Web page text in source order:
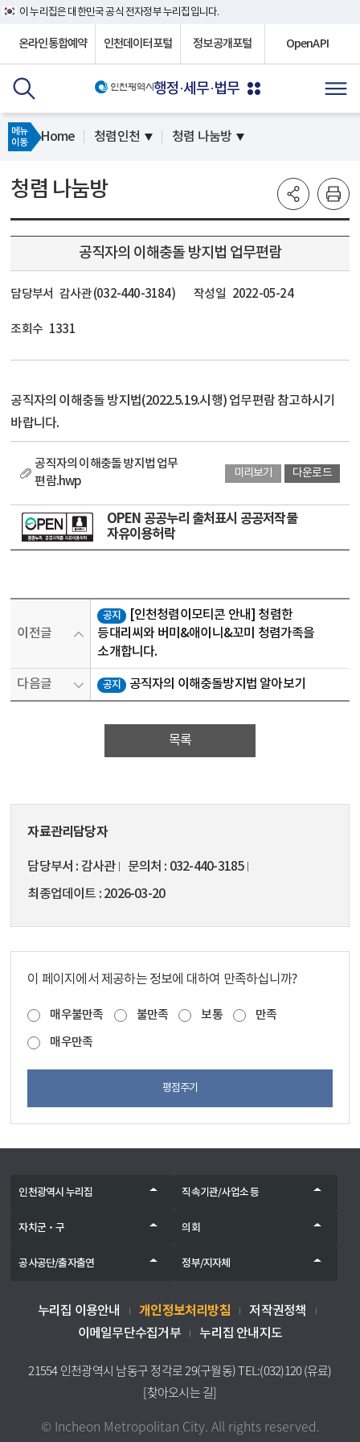
이 누리집은 대한민국 공식 전자정부 누리집입니다.
온라인통합예약 인천데이터포털 정보공개포털 OpenAPI
행정·세무·법무
메뉴
이동
Home 청렴인천 청렴 나눔방
청렴 나눔방
공직자의 이해충돌 방지법 업무편람
담당부서 감사관 (032-440-3184) 작성일 2022-05-24
조회수 1331
공직자의 이해충돌 방지법(2022.5.19.시행) 업무편람 참고하시기
바랍니다.
공직자의 이해충돌 방지법 업무
편람.hwp
미리보기 다운로드
OPEN 공공누리 출처표시 공공저작물
자유이용허락
이전글
공지
[인천청렴이모티콘 안내] 청렴한
등대리씨와 버미&애이니&꼬미 청렴가족을
소개합니다.
다음글 공지 공직자의 이해충돌방지법 알아보기
목록
자료관리담당자
담당부서 감사관 문의처
032-440-3185
최종업데이트
2026-03-20
이 페이지에서 제공하는 정보에 대하여 만족하십니까?
매우불만족 불만족 보통
만족
매우만족
평점주기
인천광역시 누리집 직속기관/사업소 등
자치군‧구 의회
공사공단/출자출연 정부/지자체
누리집 이용안내 개인정보처리방침
저작권정책
이메일무단수집거부
누리집 안내지도
21554 인천광역시 남동구 정각로 29(구월동) TEL:(032)120 (유료)
[찾아오시는 길]
© Incheon Metropolitan City. All rights reserved.